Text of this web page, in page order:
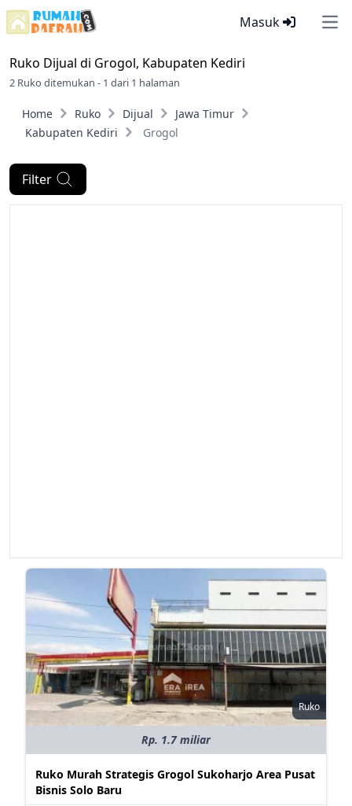
Masuk
Ruko Dijual di Grogol, Kabupaten Kediri
2 Ruko ditemukan - 1 dari 1 halaman
Home Ruko Dijual
Jawa Timur
Kabupaten Kediri
Grogol
Filter
Ruko
Rp. 1.7 miliar
Ruko Murah Strategis Grogol Sukoharjo Area Pusat
Bisnis Solo Baru